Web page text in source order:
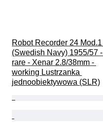
Robot Recorder 24 Mod.1
(Swedish Navy) 1955/57 -
rare - Xenar 2.8/38mm -
working Lustrzanka
jednoobiektywowa (SLR)